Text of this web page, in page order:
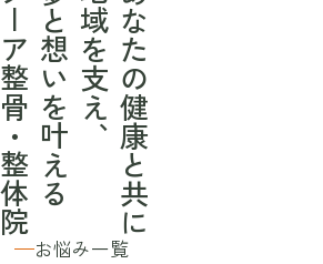
あなたの健康と共に
地域を支え、
夢と想いを叶える
クーア整骨・整体院
お悩み一覧